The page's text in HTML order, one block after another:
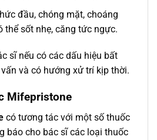
đầu, chóng mặt, choáng
thể sốt nhẹ, căng tức ngực.
sĩ nếu có các dấu hiệu bất
và có hướng xử trí kịp thời.
Mifepristone
có tương tác với một số thuốc
báo cho bác sĩ các loại thuốc